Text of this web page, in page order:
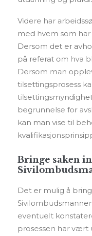
Videre har
med hvem som
Dersom det er
på referat om hva
Dersom man
tilsettingsprosess
begrunnelse for
kan man vise til
Bringe saken
Det er mulig å
eventuelt
prosessen har vært